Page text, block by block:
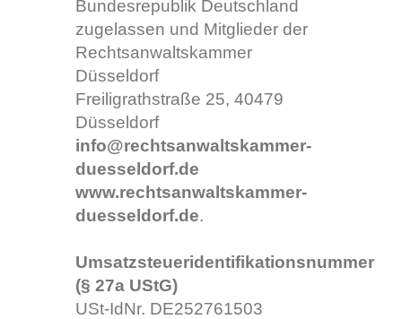
Bundesrepublik Deutschland
zugelassen und Mitglieder der
Rechtsanwaltskammer
Düsseldorf
Freiligrathstraße 25, 40479
Düsseldorf
info@rechtsanwaltskammer-
duesseldorf.de
www.rechtsanwaltskammer-
duesseldorf.de.
Umsatzsteueridentifikationsnummer
(§ 27a UStG)
USt-IdNr. DE252761503